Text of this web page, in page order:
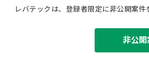
レバテックは、登録者限定に非公開案
非公